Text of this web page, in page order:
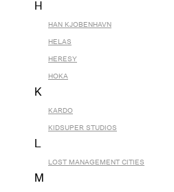
H
HAN KJOBENHAVN
HELAS
HERESY
HOKA
K
KARDO
KIDSUPER STUDIOS
L
LOST MANAGEMENT CITIES
M